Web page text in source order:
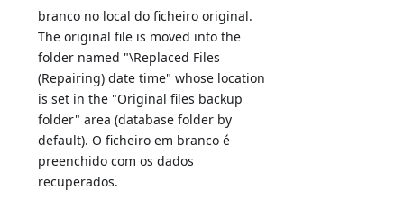
branco no local do ficheiro original.
The original file is moved into the
folder named "\Replaced Files
(Repairing) date time" whose location
is set in the "Original files backup
folder" area (database folder by
default). O ficheiro em branco é
preenchido com os dados
recuperados.